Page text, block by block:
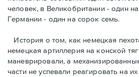
человек, в Великобритании - один
Германии - один на сорок семь.
История о том, как немецкая
немeцкая артиллерия на конской
маневрировали, а
части не успевали реагировать на